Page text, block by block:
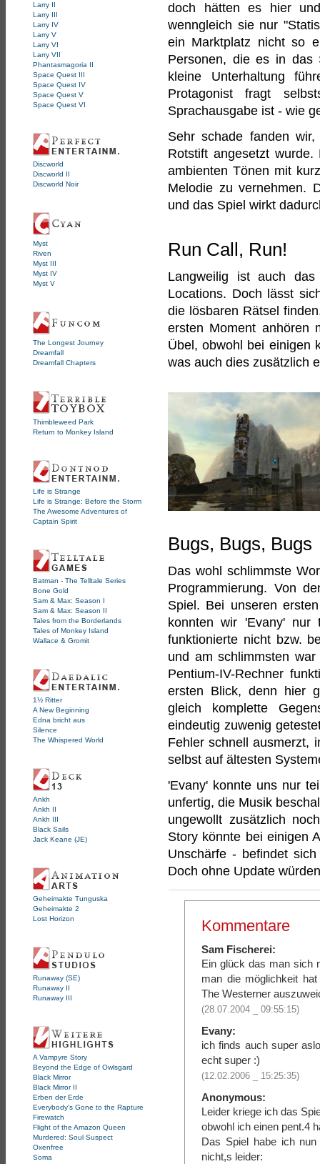
Larry II
Larry III
Larry IV
Larry V
Larry VI
Larry VII
Phantasmagoria II
Space Quest III
Space Quest IV
Space Quest V
Space Quest VI
Discworld
Discworld II
Discworld Noir
Myst
Riven
Myst III
Myst IV
Myst V
The Longest Journey
Dreamfall
Dreamfall Chapters
Thimbleweed Park
Return to Monkey Island
Life is Strange
Life is Strange: Before the Storm
The Awesome Adventures of
Captain Spirit
Batman - The Telltale Series
Bone Gold
Sam & Max: Season I
Sam & Max: Season II
Tales from the Borderlands
Tales of Monkey Island
Wallace & Gromit
1½ Ritter
A New Beginning
Edna bricht aus
Silence
The Whispered World
Ankh
Ankh II
Ankh III
Black Sails
Jack Keane (JE)
Geheimakte Tunguska
Geheimakte 2
Lost Horizon
Runaway (SE)
Runaway II
Runaway III
A Vampyre Story
Beyond the Edge of Owlsgard
Black Mirror
Black Mirror II
Erben der Erde
Everybody's Gone to the Rapture
Firewatch
Flight of the Amazon Queen
Murdered: Soul Suspect
Oxenfree
Soma
doch hätten es hier
wenngleich sie nur
ein Marktplatz nicht so
Personen, die es in das
kleine Unterhaltung
Protagonist fragt
Sprachausgabe ist - wie
Sehr schade fanden
Rotstift angesetzt
ambienten Tönen mit
Melodie zu vernehmen.
und das Spiel wirkt
Run Call, Run!
Langweilig ist auch
Locations. Doch lässt
die lösbaren Rätsel
ersten Moment anhören
Übel, obwohl bei einigen
was auch dies zusätzlich
Bugs, Bugs, Bugs
Das wohl schlimmste
Programmierung. Von
Spiel. Bei unseren
konnten wir 'Evany' nur
funktionierte nicht bzw.
und am schlimmsten
Pentium-IV-Rechner
ersten Blick, denn hier
gleich komplette
eindeutig zuwenig
Fehler schnell ausmerzt,
selbst auf ältesten
'Evany' konnte uns nur
unfertig, die Musik
ungewollt zusätzlich
Story könnte bei einigen
Unschärfe - befindet
Doch ohne Update
Kommentare
Sam Fischerei:
Ein glück das man sich
man die möglichkeit
The Westerner
(28.07.2004 _ 09:55:15)
Evany:
ich finds auch super
echt super :)
(12.02.2006 _ 15:25:35)
Anonymous:
Leider kriege ich das
obwohl ich einen pent.4
Das Spiel habe ich
nicht,s leider: